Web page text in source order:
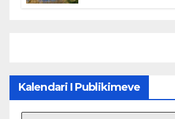
Kalendari I Publikimeve